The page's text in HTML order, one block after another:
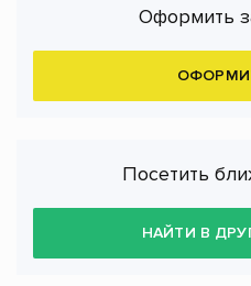
Оформить
Посетить
НАЙТИ В